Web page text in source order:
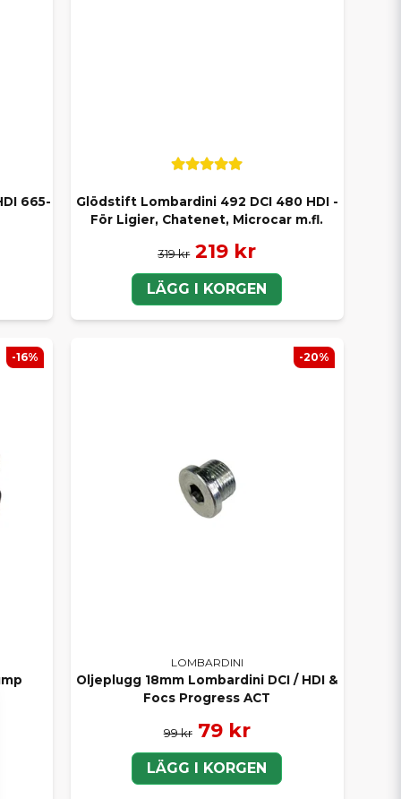
665-
Glödstift Lombardini 492 DCI 480 HDI -
För Ligier, Chatenet, Microcar m.fl.
319 kr 219 kr
LÄGG I KORGEN
-16%
LOMBARDINI
Oljeplugg 18mm Lombardini DCI / HDI &
Focs Progress ACT
99 kr 79 kr
LÄGG I KORGEN
-20%